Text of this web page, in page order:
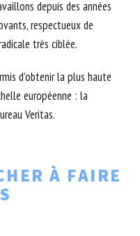
depuis des années
respectueux de
très ciblée.
d’obtenir la plus haute
européenne : la
Veritas.
À FAIRE